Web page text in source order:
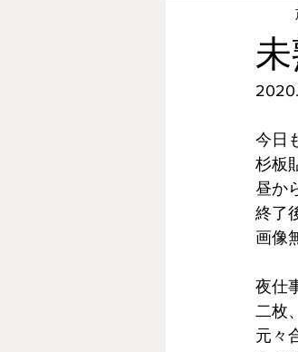
今日
杉板
昼か
終了
画像
夜仕
二枚
元々